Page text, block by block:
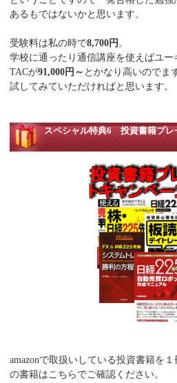
あるもではないかと思います。
受験料は私の時で8,700円 。
学校に通ったり通信講座を使えばユー
TACが91,000円～ とかなり高いのでま
試してみていただければと思います。
スペシャル特典6 投資書籍プレ
amazonで取扱いしている投資書籍を
の書籍はこちらでご確認ください。